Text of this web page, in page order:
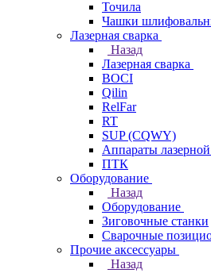
Точила
Чашки
Лазерная сварка
Назад
Лазерная сварка
BOCI
Qilin
RelFar
RT
SUP (CQWY)
Аппараты
ПТК
Оборудование
Назад
Оборудование
Зиговочные станки
Сварочные
Прочие аксессуары
Назад